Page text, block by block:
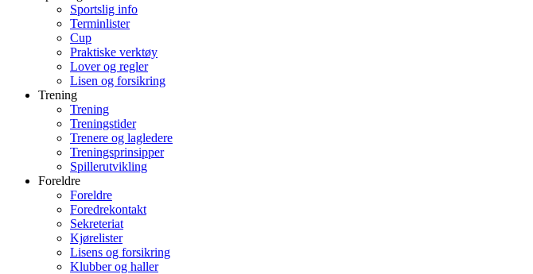
Sportslig info
Terminlister
Cup
Praktiske verktøy
Lover og regler
Lisen og forsikring
Trening
Trening
Treningstider
Trenere og lagledere
Treningsprinsipper
Spillerutvikling
Foreldre
Foreldre
Foredrekontakt
Sekreteriat
Kjørelister
Lisens og forsikring
Klubber og haller